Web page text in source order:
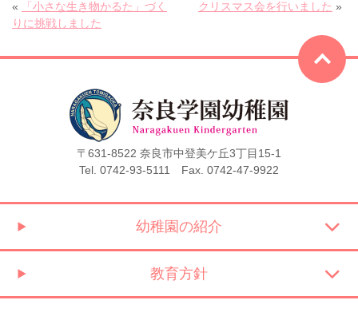
«
「小さな生き物かるた」づく
りに挑戦しました
クリスマス会を行いました »
〒631-8522 奈良市中登美ケ丘3丁目15-1
Tel. 0742-93-5111 Fax. 0742-47-9922
幼稚園の紹介
教育方針